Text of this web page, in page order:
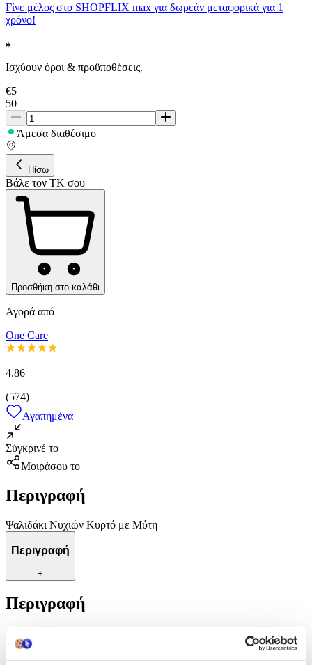
Γίνε μέλος στο SHOPFLIX max για δωρεάν μεταφορικά για 1
χρόνο!
Ισχύουν όροι & προϋποθέσεις.
€5
50
Άμεσα διαθέσιμο
Πίσω
Βάλε τον ΤΚ σου
Προσθήκη στο καλάθι
Αγορά από
One Care
4.86
(574)
Αγαπημένα
Σύγκρινέ το
Μοιράσου το
Περιγραφή
Ψαλιδάκι Νυχιών Κυρτό με Μύτη
Περιγραφή
+
Περιγραφή
Ψαλιδάκι Νυχιών Κυρτό με Μύτη